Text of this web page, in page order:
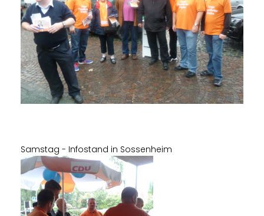
Samstag - Infostand in Sossenheim